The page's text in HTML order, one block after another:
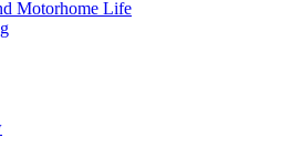
Motorhome Life